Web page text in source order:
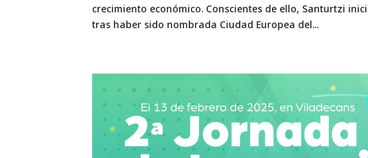
crecimiento económico. Conscientes de ello, Santurtzi
tras haber sido nombrada Ciudad Europea del...